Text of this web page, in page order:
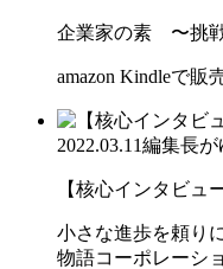
企業家の素 〜挑
amazon Kindleで販
2022.03.11編集長が
【核心インタビュー
小さな進歩を頼り
物語コーポレー